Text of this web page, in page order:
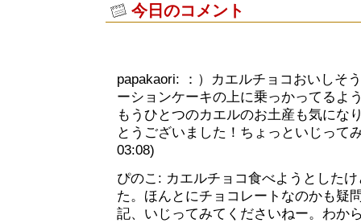
今日のコメント
papakaori: ：）カエルチョコおいしそ
ーションケーキの上に乗っかってるよ
もうひとつのカエルのお土産も気にな
とうございました！ちょっといじって
03:08)
ぴのこ: カエルチョコ食べようとした
た。ほんとにチョコレートなのかも疑
記、いじってみてくださいねー。わか